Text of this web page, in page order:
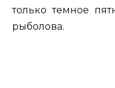
только темное
рыболова.